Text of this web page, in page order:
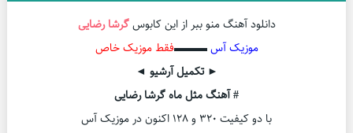
دانلود آهنگ منو ببر از این کابوسگرشا رضایی
موزیک آس▬▬▬فقط موزیک خاص
► تکمیل آرشیو ◄
# آهنگ مثل ماه گرشا رضایی
با دو کیفیت ۳۲۰ و ۱۲۸ اکنون در موزیک آس